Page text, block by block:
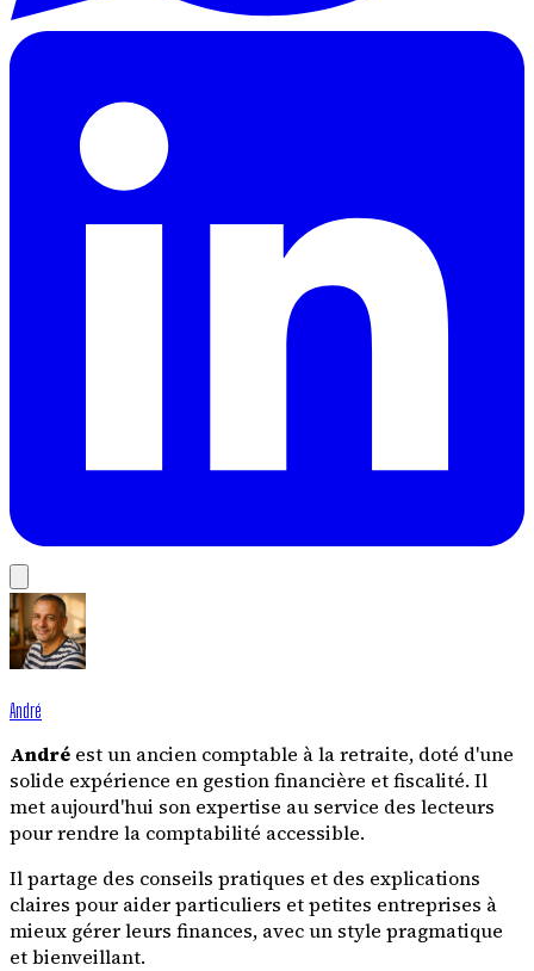
André
André est un ancien comptable à la retraite, doté d'une
solide expérience en gestion financière et fiscalité. Il
met aujourd'hui son expertise au service des lecteurs
pour rendre la comptabilité accessible.
Il partage des conseils pratiques et des explications
claires pour aider particuliers et petites entreprises à
mieux gérer leurs finances, avec un style pragmatique
et bienveillant.